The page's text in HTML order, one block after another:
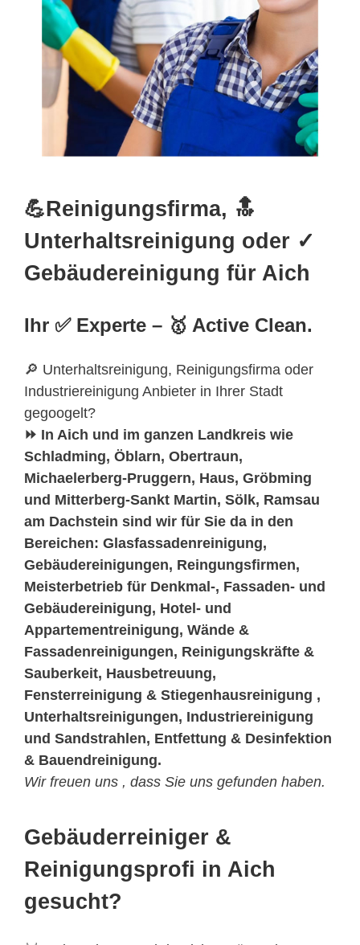
💪Reinigungsfirma, 🔝
Unterhaltsreinigung oder ✓
Gebäudereinigung für Aich
Ihr ✅ Experte – 🥇 Active Clean.
🔎 Unterhaltsreinigung, Reinigungsfirma oder
Industriereinigung Anbieter in Ihrer Stadt
gegoogelt?
⏩ In Aich und im ganzen Landkreis wie
Schladming, Öblarn, Obertraun,
Michaelerberg-Pruggern, Haus, Gröbming
und Mitterberg-Sankt Martin, Sölk, Ramsau
am Dachstein sind wir für Sie da in den
Bereichen: Glasfassadenreinigung,
Gebäudereinigungen, Reingungsfirmen,
Meisterbetrieb für Denkmal-, Fassaden- und
Gebäudereinigung, Hotel- und
Appartementreinigung, Wände &
Fassadenreinigungen, Reinigungskräfte &
Sauberkeit, Hausbetreuung,
Fensterreinigung & Stiegenhausreinigung ,
Unterhaltsreinigungen, Industriereinigung
und Sandstrahlen, Entfettung & Desinfektion
& Bauendreinigung.
Wir freuen uns , dass Sie uns gefunden haben.
Gebäuderreiniger &
Reinigungsprofi in Aich
gesucht?